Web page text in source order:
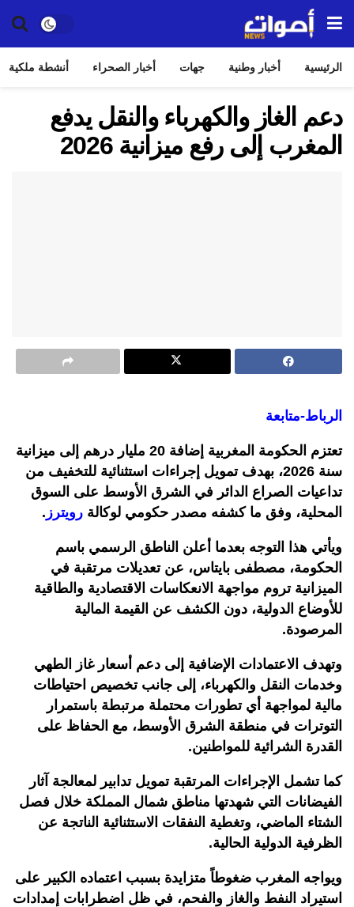
الرئيسية أخبار وطنية جهات أخبار الصحراء أنشطة ملكية
دعم الغاز والكهرباء والنقل يدفع
المغرب إلى رفع ميزانية 2026
الرباط-متابعة
تعتزم الحكومة المغربية إضافة 20 مليار درهم إلى ميزانية
سنة 2026، بهدف تمويل إجراءات استثنائية للتخفيف من
تداعيات الصراع الدائر في الشرق الأوسط على السوق
المحلية، وفق ما كشفه مصدر حكومي لوكالة رويترز .
ويأتي هذا التوجه بعدما أعلن الناطق الرسمي باسم
الحكومة، مصطفى بايتاس، عن تعديلات مرتقبة في
الميزانية تروم مواجهة الانعكاسات الاقتصادية والطاقية
للأوضاع الدولية، دون الكشف عن القيمة المالية
المرصودة.
وتهدف الاعتمادات الإضافية إلى دعم أسعار غاز الطهي
وخدمات النقل والكهرباء، إلى جانب تخصيص احتياطات
مالية لمواجهة أي تطورات محتملة مرتبطة باستمرار
التوترات في منطقة الشرق الأوسط، مع الحفاظ على
القدرة الشرائية للمواطنين.
كما تشمل الإجراءات المرتقبة تمويل تدابير لمعالجة آثار
الفيضانات التي شهدتها مناطق شمال المملكة خلال فصل
الشتاء الماضي، وتغطية النفقات الاستثنائية الناتجة عن
الظرفية الدولية الحالية.
ويواجه المغرب ضغوطاً متزايدة بسبب اعتماده الكبير على
استيراد النفط والغاز والفحم، في ظل اضطرابات إمدادات